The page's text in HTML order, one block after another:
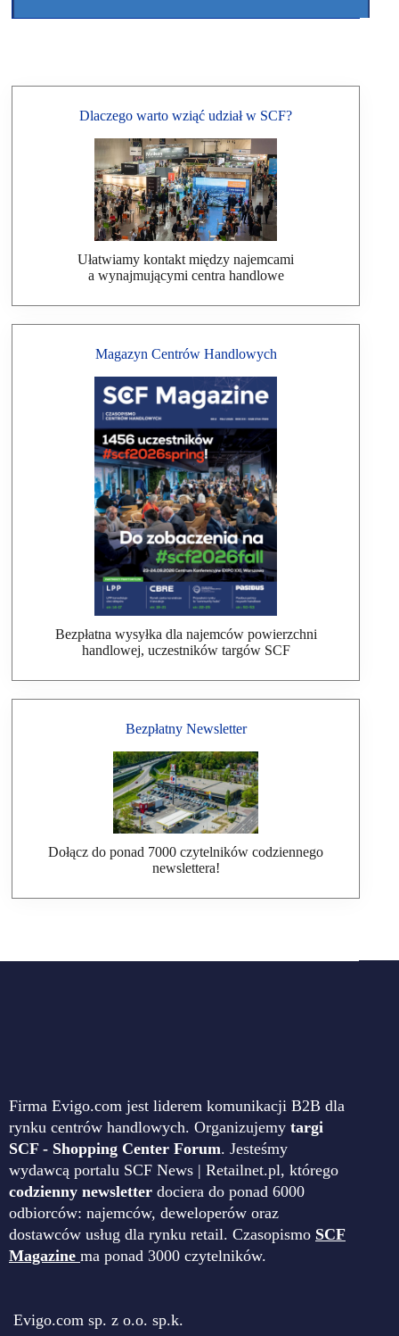
Dlaczego warto wziąć udział w SCF?
Ułatwiamy kontakt między najemcami
a wynajmującymi centra handlowe
Magazyn Centrów Handlowych
Bezpłatna wysyłka dla najemców powierzchni
handlowej, uczestników targów SCF
Bezpłatny Newsletter
Dołącz do ponad 7000 czytelników codziennego
newslettera!
Firma Evigo.com jest liderem komunikacji B2B dla
rynku centrów handlowych. Organizujemy targi
SCF - Shopping Center Forum. Jesteśmy
wydawcą portalu SCF News | Retailnet.pl, którego
codzienny newsletter dociera do ponad 6000
odbiorców: najemców, deweloperów oraz
dostawców usług dla rynku retail. Czasopismo SCF
Magazine ma ponad 3000 czytelników.
Evigo.com sp. z o.o. sp.k.